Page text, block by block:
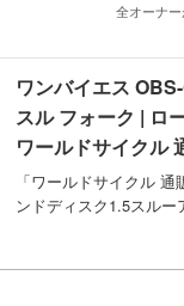
全オーナ
ワンバイエス
スル フォーク | ロ
ワールドサイクル
「ワールドサイクル
ンドディスク1.5スル